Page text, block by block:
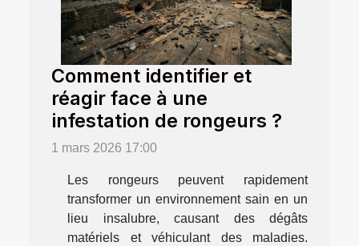
Comment identifier et
réagir face à une
infestation de rongeurs ?
1 mars 2026 17:00
Les rongeurs peuvent rapidement
transformer un environnement sain en un
lieu insalubre, causant des dégâts
matériels et véhiculant des maladies.